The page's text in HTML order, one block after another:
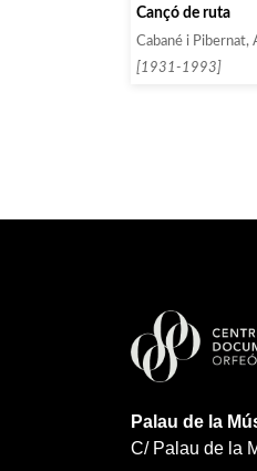
Cançó de ruta
Cabané i Pibernat,
[1931-1993]
Palau de la
C/ Palau de la